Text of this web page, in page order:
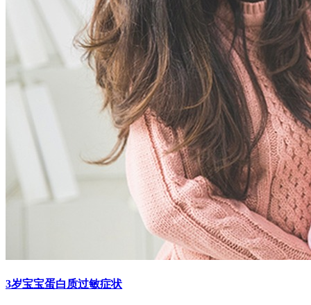
3岁宝宝蛋白质过敏症状